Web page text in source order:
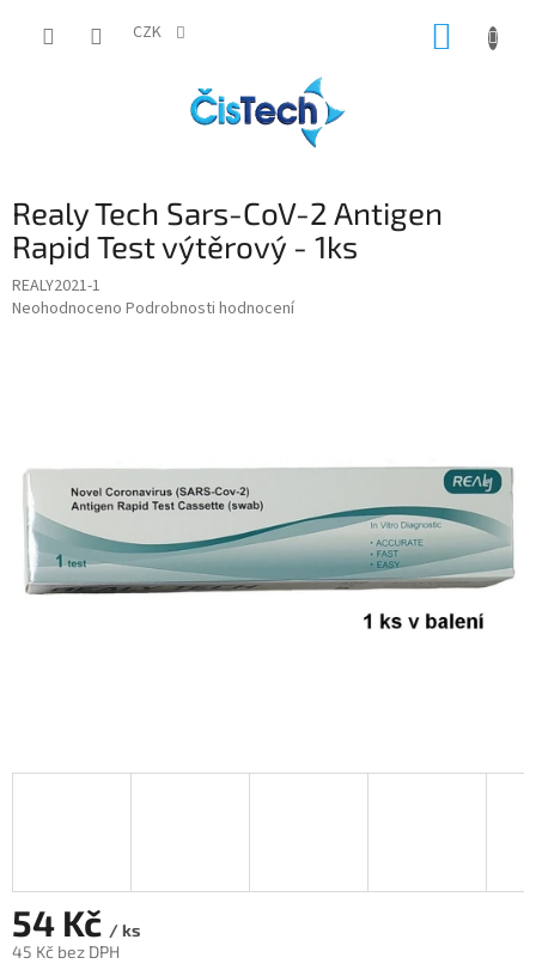
CZK
Realy Tech Sars-CoV-2 Antigen
Rapid Test výtěrový - 1ks
REALY2021-1
Průměrné
hvězdiček.
Neohodnoceno Podrobnosti hodnocení
54 Kč / ks
45 Kč bez DPH